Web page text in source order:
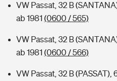
VW Passat, 32 B
ab 1981 (0600 / 565)
VW Passat, 32 B
ab 1981 (0600 / 566)
VW Passat, 32 B